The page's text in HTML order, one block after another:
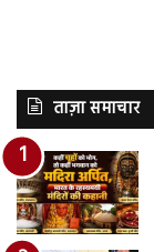
ताज़ा समाचार